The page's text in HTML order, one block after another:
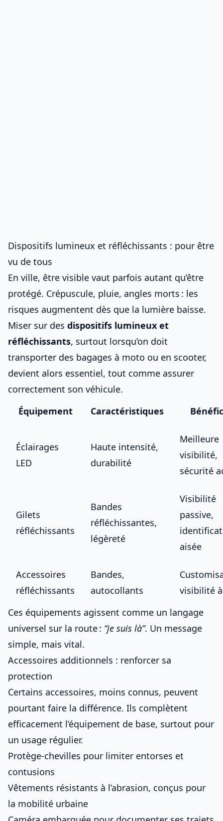
Dispositifs lumineux et réfléchissants : pour être
vu de tous
En ville, être visible vaut parfois autant qu’être
protégé. Crépuscule, pluie, angles morts : les
risques augmentent dès que la lumière baisse.
Miser sur des dispositifs lumineux et
réfléchissants, surtout lorsqu’on doit
transporter des bagages à moto ou en scooter,
devient alors essentiel, tout comme assurer
correctement son véhicule.
Équipement
Caractéristiques
Éclairages
LED
Haute intensité,
durabilité
Meilleure
visibilité,
sécurité
Gilets
réfléchissants
Bandes
réfléchissantes,
légèreté
Visibilité
passive,
aisée
Accessoires
réfléchissants
Bandes,
autocollants
visibilité à
Ces équipements agissent comme un langage
universel sur la route : “je suis là”. Un message
simple, mais vital.
Accessoires additionnels : renforcer sa
protection
Certains accessoires, moins connus, peuvent
pourtant faire la différence. Ils complètent
efficacement l’équipement de base, surtout pour
un usage régulier.
Protège-chevilles pour limiter entorses et
contusions
Vêtements résistants à l’abrasion, conçus pour
la mobilité urbaine